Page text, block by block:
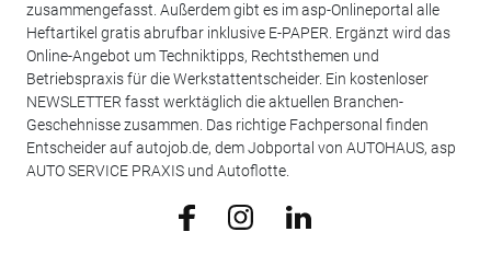
zusammengefasst. Außerdem gibt es im asp-Onlineportal alle
Heftartikel gratis abrufbar inklusive E-PAPER. Ergänzt wird das
Online-Angebot um Techniktipps, Rechtsthemen und
Betriebspraxis für die Werkstattentscheider. Ein kostenloser
NEWSLETTER fasst werktäglich die aktuellen Branchen-
Geschehnisse zusammen. Das richtige Fachpersonal finden
Entscheider auf autojob.de, dem Jobportal von AUTOHAUS, asp
AUTO SERVICE PRAXIS und Autoflotte.